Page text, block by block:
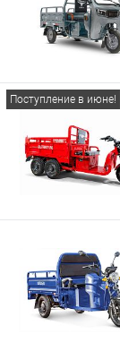
Поступление в июне!